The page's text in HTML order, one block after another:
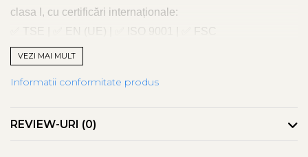
clasa I, cu certificări internaționale:
TSE | EN (UE) | ISO 9001 |
FSC
Produsul respectă standardul E1 –
✔Finisaje de top pentru o utilizare zilnică fără griji
Canturi sigilate cu bandă PVC de calitate superioară –
previn umflarea, zgârieturile și deformarea în timp.
VEZI MAI MULT
Informatii conformitate produs
REVIEW-URI (0)